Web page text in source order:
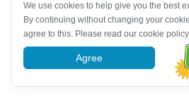
We use cookies to help give you the best
By continuing without changing your
agree to this. Please read our cookie
Agree